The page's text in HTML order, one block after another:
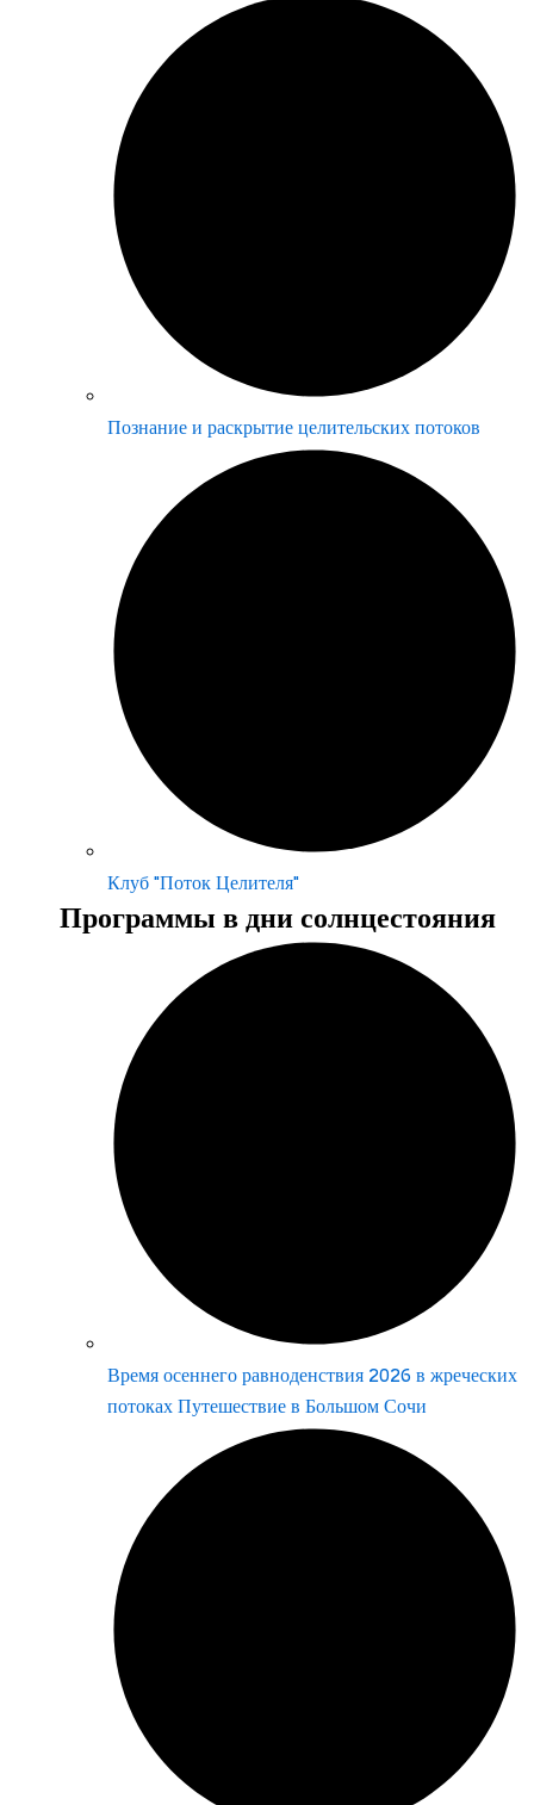
Познание и раскрытие целительских потоков
Клуб "Поток Целителя"
Программы в дни солнцестояния
Время осеннего равноденствия 2026 в жреческих
потоках Путешествие в Большом Сочи